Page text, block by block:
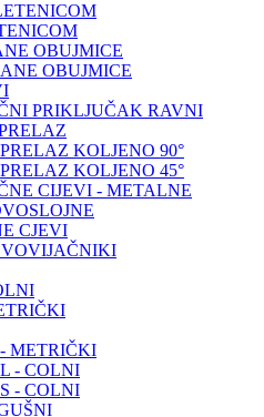
OBUJMICE
OBUJMICE
PRIKLJUČAK RAVNI
KOLJENO 90°
KOLJENO 45°
CIJEVI - METALNE
CJEVI
METRIČKI
- COLNI
- COLNI